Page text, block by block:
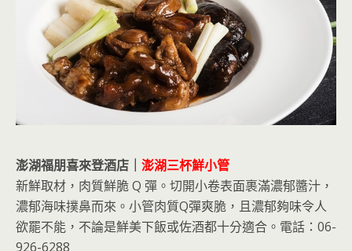
澎湖福朋喜來登酒店｜ 澎湖三杯鮮小管
新鮮取材，肉質鮮脆 Q 彈。切開小卷表面裹滿濃郁醬汁，
濃郁海味撲鼻而來。小管肉質Q彈爽脆，且濃郁夠味令人
欲罷不能，不論是鮮美下飯或佐酒都十分適合。電話：06-
926-6288